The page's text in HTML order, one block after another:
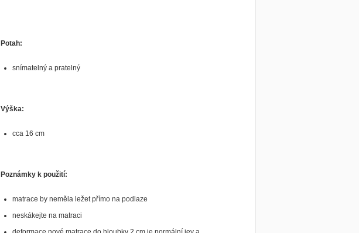
Potah:
snímatelný a pratelný
Výška:
cca 16 cm
Poznámky k použití:
matrace by neměla ležet přímo na podlaze
neskákejte na matraci